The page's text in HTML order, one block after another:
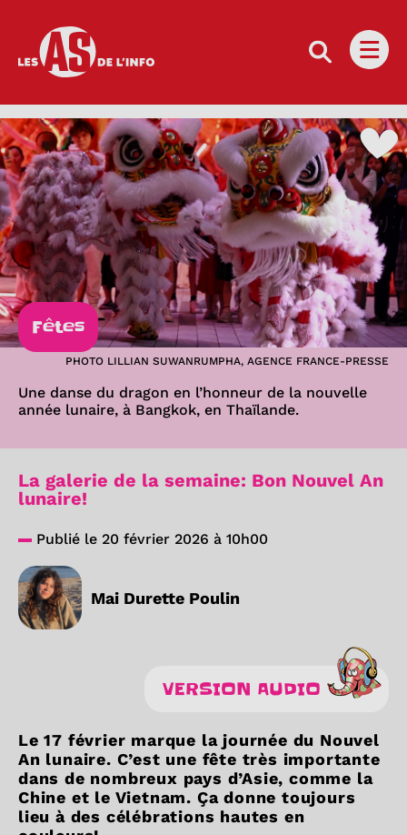
Les as de l'info
Fêtes
PHOTO LILLIAN SUWANRUMPHA, AGENCE FRANCE-PRESSE
Une danse du dragon en l’honneur de la nouvelle
année lunaire, à Bangkok, en Thaïlande.
La galerie de la semaine: Bon Nouvel An
lunaire!
Publié le 20 février 2026 à 10h00
Mai Durette Poulin
VERSION AUDIO
Le 17 février marque la journée du Nouvel
An lunaire. C’est une fête très importante
dans de nombreux pays d’Asie, comme la
Chine et le Vietnam. Ça donne toujours
lieu à des célébrations hautes en